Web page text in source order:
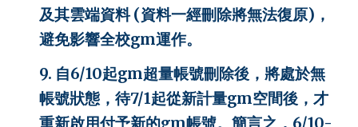
及其雲端資料 (資料一經刪除將無法復原)，
避免影響全校gm運作。
9. 自6/10起gm超量帳號刪除後，將處於無
帳號狀態，待7/1起從新計量gm空間後，才